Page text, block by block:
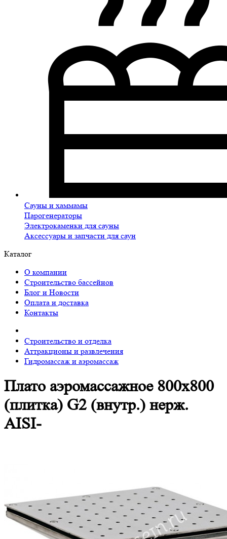
Сауны и хаммамы
Парогенераторы
Электрокаменки для сауны
Аксессуары и запчасти для саун
Каталог
О компании
Строительство бассейнов
Блог и Новости
Оплата и доставка
Контакты
Строительство и отделка
Аттракционы и развлечения
Гидромассаж и аэромассаж
Плато аэромассажное 800х800
(плитка) G2 (внутр.) нерж.
AISI-